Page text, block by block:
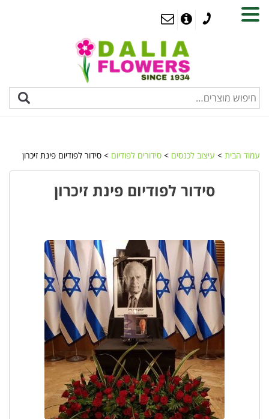
עמוד הבית > עיצוב לכנסים > סידורים לפודיום > סידור לפודיום פינת זיכרון
סידור לפודיום פינת זיכרון